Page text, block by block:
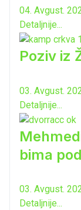
04. Avgust.
Detaljnije...
Poziv iz
03. Avgust.
Detaljnije...
bima
03. Avgust.
Detaljnije...